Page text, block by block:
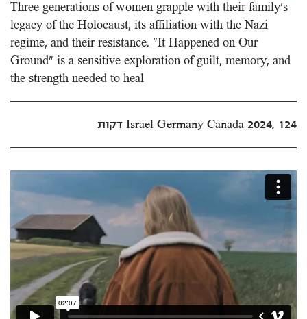
Three generations of women grapple with their family's
legacy of the Holocaust, its affiliation with the Nazi
regime, and their resistance. "It Happened on Our
Ground" is a sensitive exploration of guilt, memory, and
the strength needed to heal
Israel Germany Canada 2024, 124 דקות